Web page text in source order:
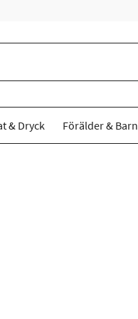
& Dryck Förälder & Barn